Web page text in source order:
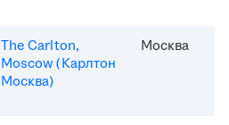
The Carlton,
Moscow (Карлтон
Москва)
Москва